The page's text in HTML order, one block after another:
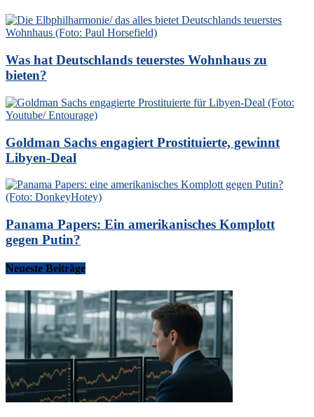
Was hat Deutschlands teuerstes Wohnhaus zu
bieten?
Goldman Sachs engagiert Prostituierte, gewinnt
Libyen-Deal
Panama Papers: Ein amerikanisches Komplott
gegen Putin?
Neueste Beiträge